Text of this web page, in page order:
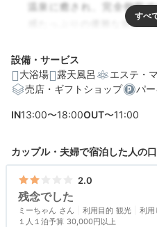
温泉に癒され、完全個室
感たっぷりの優雅な旅が叶
編集部おすすめ
非日常感を演出する、美
チェックインは13時から
可能
設備・サービス
大浴場
露天風呂 エステ・
売店・ギフトショップ
パ
IN13:00〜18:00OUT〜11:00
カップル・夫婦で宿泊した人の口
2.0
残念でした
ミーちゃん 利用目的 観光 利用
１人１泊予算 30,000円以上